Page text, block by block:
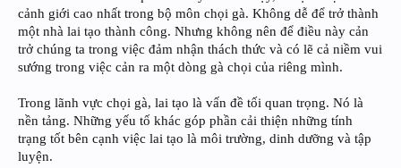
cảnh giới cao nhất trong bộ môn chọi gà. Không dễ để trở thành
một nhà lai tạo thành công. Nhưng không nên để điều này cản
trở chúng ta trong việc đảm nhận thách thức và có lẽ cả niềm vui
sướng trong việc cản ra một dòng gà chọi của riêng mình.
Trong lãnh vực chọi gà, lai tạo là vấn đề tối quan trọng. Nó là
nền tảng. Những yếu tố khác góp phần cải thiện những tính
trạng tốt bên cạnh việc lai tạo là môi trường, dinh dưỡng và tập
luyện.